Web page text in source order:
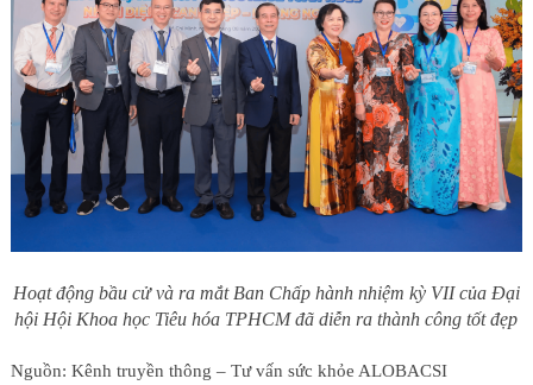
Hoạt động bầu cử và ra mắt Ban Chấp hành nhiệm kỳ VII của Đại
hội Hội Khoa học Tiêu hóa TPHCM đã diễn ra thành công tốt đẹp
Nguồn: Kênh truyền thông – Tư vấn sức khỏe ALOBACSI